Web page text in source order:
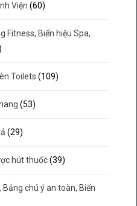
Viện (60)
Fitness, Biển hiệu Spa,
Toilets (109)
(53)
(29)
hút thuốc (39)
chú ý an toàn, Biển